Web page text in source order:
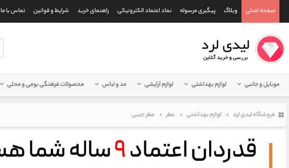
صفحه اصلی وبلاگ پیگیری مرسوله نماد اعتماد الکترونیکی راهنمای خرید شرایط و قوانین تماس با ما
موبایل و جانبی لوازم بهداشتی لوازم آرایشی مد و لباس محصولات فرهنگی بومی و محلی
فروشگاه لیدی لرد لوازم بهداشتی عطر عطر جیبی